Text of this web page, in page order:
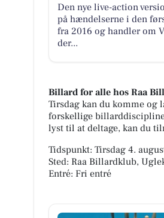
Den nye live-action
på hændelserne i den
fra 2016 og handler om
der...
Billard for alle hos Raa
Tirsdag kan du komme
forskellige
lyst til at deltage, kan du
Tidspunkt: Tirsdag 4.
Sted: Raa Billardklub,
Entré: Fri entré